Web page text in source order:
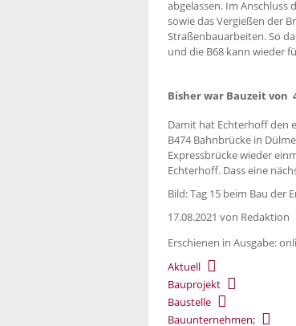
abgelassen. Im
sowie das Vergießen der
Straßenbauarbeiten. So
und die B68 kann wieder
Bisher war Bauzeit von
Damit hat Echterhoff den
B474 Bahnbrücke in
Expressbrücke wieder
Echterhoff. Dass eine
Bild: Tag 15 beim Bau der
17.08.2021 von Redaktion
Erschienen in Ausgabe:
Aktuell
Bauprojekt
Baustelle
Bauunternehmen;